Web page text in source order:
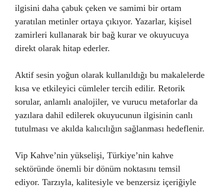
ilgisini daha çabuk çeken ve samimi bir ortam
yaratılan metinler ortaya çıkıyor. Yazarlar, kişisel
zamirleri kullanarak bir bağ kurar ve okuyucuya
direkt olarak hitap ederler.
Aktif sesin yoğun olarak kullanıldığı bu makalelerde
kısa ve etkileyici cümleler tercih edilir. Retorik
sorular, anlamlı analojiler, ve vurucu metaforlar da
yazılara dahil edilerek okuyucunun ilgisinin canlı
tutulması ve akılda kalıcılığın sağlanması hedeflenir.
Vip Kahve’nin yükselişi, Türkiye’nin kahve
sektöründe önemli bir dönüm noktasını temsil
ediyor. Tarzıyla, kalitesiyle ve benzersiz içeriğiyle